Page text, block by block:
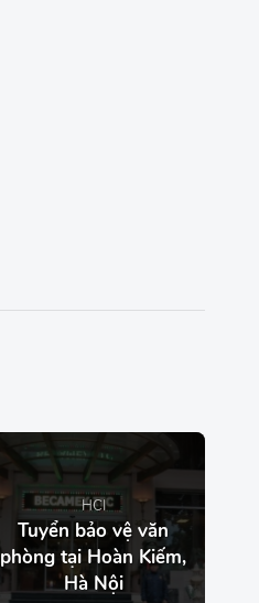
HCI
Tuyển bảo vệ văn
phòng tại Hoàn Kiếm,
Hà Nội